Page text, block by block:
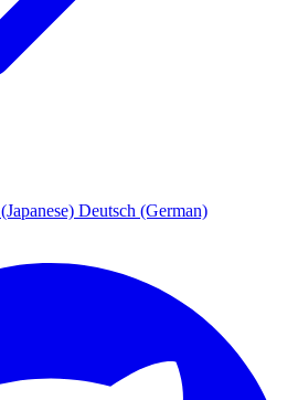
(Japanese) Deutsch (German)